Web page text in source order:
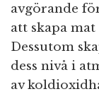
avgörande
att skapa
Dessutom
dess nivå i
av